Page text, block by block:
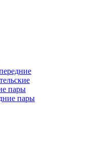
пары
пары